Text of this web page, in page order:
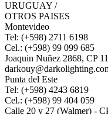
URUGUAY /
OTROS PAISES
Montevideo
Tel: (+598) 2711 6198
Cel.: (+598) 99 099 685
Joaquin Nuñez 2868, CP
Punta del Este
Tel: (+598) 4243 6819
Cel.: (+598) 99 404 059
Calle 20 y 27 (Walmer) -